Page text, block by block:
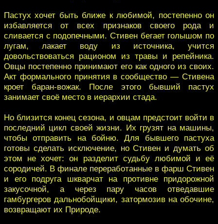
Пастух хочет быть ближе к любимой, постепенно он
избавляется от всех признаков своего рода и
сливается с подопечными. Стивен бегает голышом по
лугам, лакает воду из источника, учится
довольствоваться рационом из травы и репейника.
Овцы постепенно принимают его как одного из своих.
Акт формального принятия в сообщество — Стивена
кроет баран-вожак. После этого бывший пастух
занимает своё место в иерархии стада.
Но близится конец сезона, и овцам предстоит войти в
последний цикл своей жизни. Их грузят на машины,
чтобы отправить на бойню. Для бывшего пастуха
готовы сделать исключение, но Стивен и думать об
этом не хочет: он разделит судьбу любимой и её
сородичей. В финале переработанные в фарш Стивен
и его подруга шкварчат на противне придорожной
закусочной, а через пару часов отведавшие
гамбургеров дальнобойщики, затормозив на обочине,
возвращают их Природе.